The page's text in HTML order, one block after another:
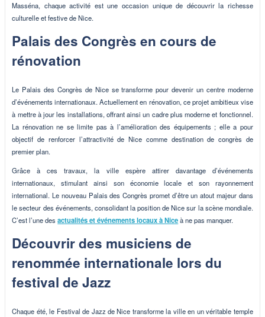
Masséna, chaque activité est une occasion unique de découvrir la richesse
culturelle et festive de Nice.
Palais des Congrès en cours de
rénovation
Le Palais des Congrès de Nice se transforme pour devenir un centre moderne
d’événements internationaux. Actuellement en rénovation, ce projet ambitieux vise
à mettre à jour les installations, offrant ainsi un cadre plus moderne et fonctionnel.
La rénovation ne se limite pas à l’amélioration des équipements ; elle a pour
objectif de renforcer l’attractivité de Nice comme destination de congrès de
premier plan.
Grâce à ces travaux, la ville espère attirer davantage d’événements
internationaux, stimulant ainsi son économie locale et son rayonnement
international. Le nouveau Palais des Congrès promet d’être un atout majeur dans
le secteur des événements, consolidant la position de Nice sur la scène mondiale.
C’est l’une desactualités et événements locaux à Niceà ne pas manquer.
Découvrir des musiciens de
renommée internationale lors du
festival de Jazz
Chaque été, le Festival de Jazz de Nice transforme la ville en un véritable temple